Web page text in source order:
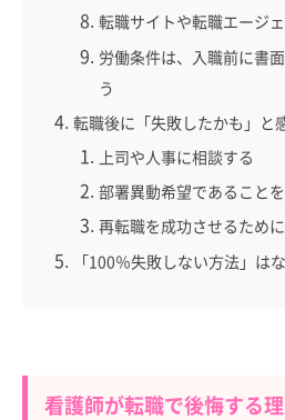
転職サイトや転職エージ
労働条件は、入職前に書
う
転職後に「失敗したかも」と
上司や人事に相談する
部署異動希望であること
再転職を成功させるため
「100％失敗しない方法」は
看護師が転職で後悔する